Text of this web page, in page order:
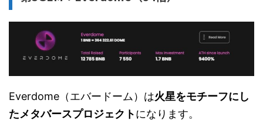
Everdome（エバードーム）は火星をモチーフにし
たメタバースプロジェクトになります。